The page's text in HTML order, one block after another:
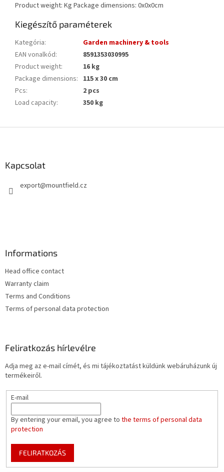
Product weight: Kg Package dimensions: 0x0x0cm
Kiegészítő paraméterek
Kategória:
Garden machinery & tools
EAN vonalkód:
8591353030995
Product weight:
16 kg
Package dimensions: 115 x 30 cm
Pcs:
2 pcs
Load capacity: 350 kg
Kapcsolat
export@mountfield.cz
Informations
Head office contact
Warranty claim
Terms and Conditions
Terms of personal data protection
Feliratkozás hírlevélre
Adja meg az e-mail címét, és mi tájékoztatást küldünk webáruházunk új
termékeiről.
E-mail
By entering your email, you agree to the terms of personal data
protection
FELIRATKOZÁS